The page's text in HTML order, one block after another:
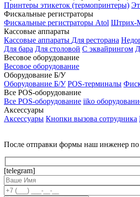
Принтеры этикеток (термопринтеры)
Фискальные регистраторы
Фискальные регистраторы Atol Штрих-
Кассовые аппараты
Кассовые аппараты Для ресторана
Для бара Для столовой С эквайрингом
Весовое оборудование
Весовое оборудование
Оборудование Б/У
Оборудование Б/У POS-терминалы
Все POS-оборудование
Все POS-оборудование iiko
Аксессуары
Аксессуары Кнопки вызова сотрудника
После отправки формы наш инженер по
[telegram]